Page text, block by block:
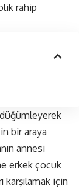
rahip
düğümleyerek
bir araya
annesi
erkek çocuk
için